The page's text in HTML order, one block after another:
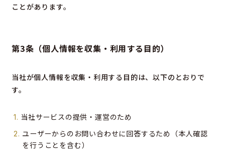
ことがあります。
第3条（個人情報を収集・利用する目的）
当社が個人情報を収集・利用する目的は、以下のとおりで
す。
当社サービスの提供・運営のため
ユーザーからのお問い合わせに回答するため（本人確認
を行うことを含む）